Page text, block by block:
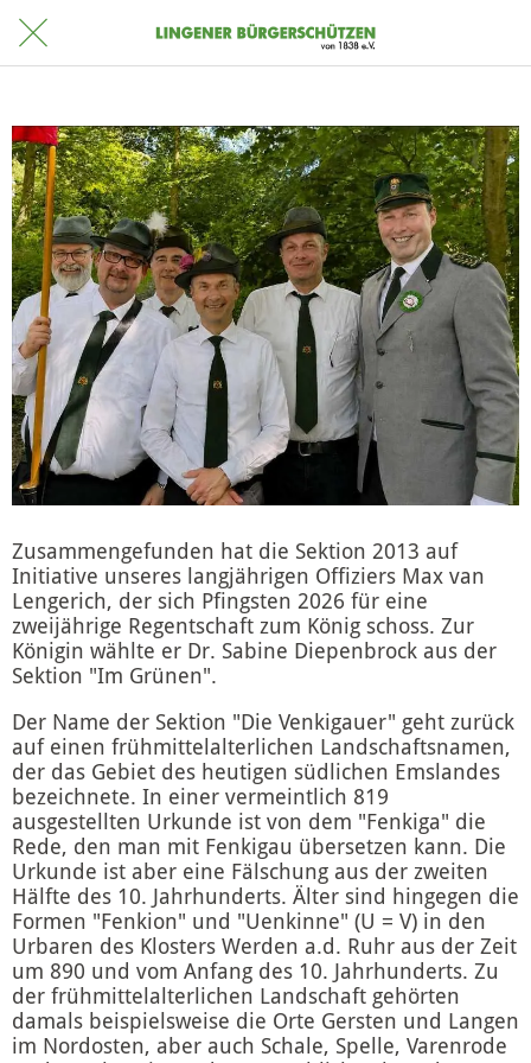
Zusammengefunden hat die Sektion 2013 auf
Initiative unseres langjährigen Offiziers Max van
Lengerich, der sich Pfingsten 2026 für eine
zweijährige Regentschaft zum König schoss. Zur
Königin wählte er Dr. Sabine Diepenbrock aus der
Sektion "Im Grünen".
Der Name der Sektion "Die Venkigauer" geht zurück
auf einen frühmittelalterlichen Landschaftsnamen,
der das Gebiet des heutigen südlichen Emslandes
bezeichnete. In einer vermeintlich 819
ausgestellten Urkunde ist von dem "Fenkiga" die
Rede, den man mit Fenkigau übersetzen kann. Die
Urkunde ist aber eine Fälschung aus der zweiten
Hälfte des 10. Jahrhunderts. Älter sind hingegen die
Formen "Fenkion" und "Uenkinne" (U = V) in den
Urbaren des Klosters Werden a.d. Ruhr aus der Zeit
um 890 und vom Anfang des 10. Jahrhunderts. Zu
der frühmittelalterlichen Landschaft gehörten
damals beispielsweise die Orte Gersten und Langen
im Nordosten, aber auch Schale, Spelle, Varenrode